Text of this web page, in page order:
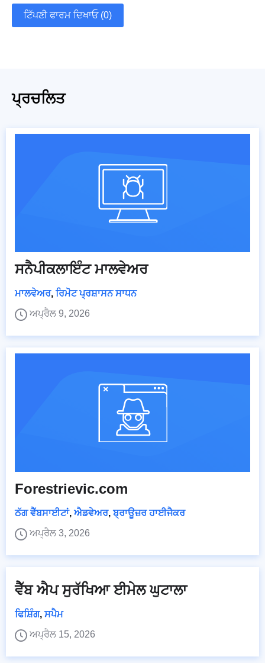
ਟਿੱਪਣੀ ਫਾਰਮ ਦਿਖਾਓ (0)
ਪ੍ਰਚਲਿਤ
ਸਨੈਪੀਕਲਾਇੰਟ ਮਾਲਵੇਅਰ
ਮਾਲਵੇਅਰ, ਰਿਮੋਟ ਪ੍ਰਸ਼ਾਸਨ ਸਾਧਨ
ਅਪ੍ਰੈਲ 9, 2026
Forestrievic.com
ਠੱਗ ਵੈੱਬਸਾਈਟਾਂ, ਐਡਵੇਅਰ,ਬ੍ਰਾਊਜ਼ਰ ਹਾਈਜੈਕਰ
ਅਪ੍ਰੈਲ 3, 2026
ਵੈੱਬ ਐਪ ਸੁਰੱਖਿਆ ਈਮੇਲ ਘੁਟਾਲਾ
ਫਿਸ਼ਿੰਗ, ਸਪੈਮ
ਅਪ੍ਰੈਲ 15, 2026